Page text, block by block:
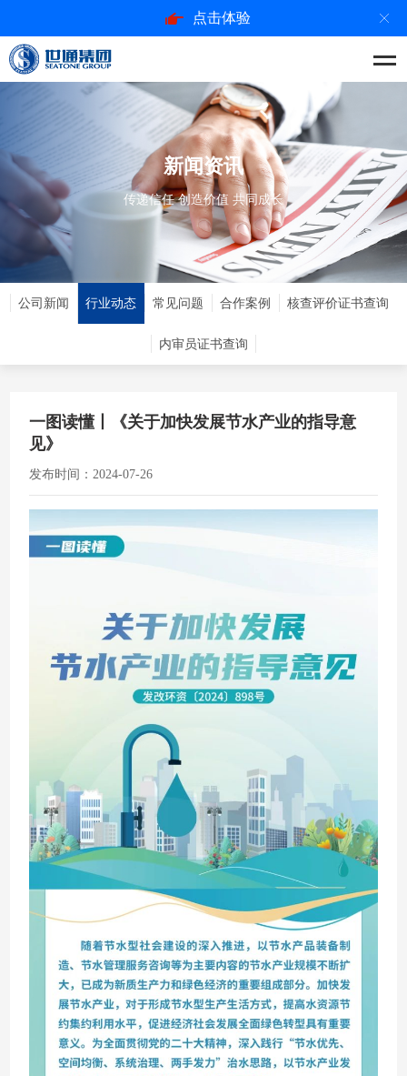
点击体验
新闻资讯
传递信任 创造价值 共同成长
公司新闻 行业动态 常见问题 合作案例 核查评价证书查询
内审员证书查询
一图读懂丨《关于加快发展节水产业的指导意
见》
发布时间：2024-07-26